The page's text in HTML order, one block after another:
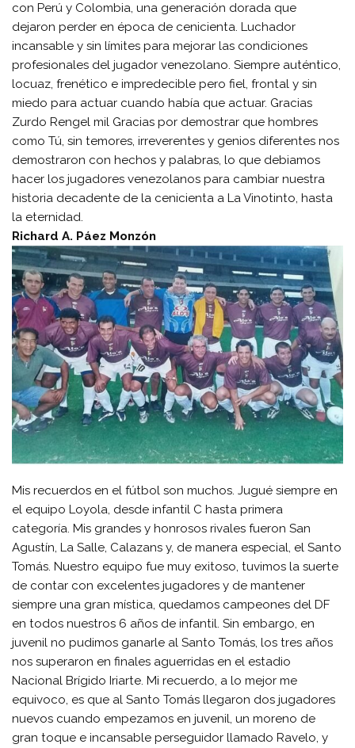
con Perú y Colombia, una generación dorada que
dejaron perder en época de cenicienta. Luchador
incansable y sin límites para mejorar las condiciones
profesionales del jugador venezolano. Siempre auténtico,
locuaz, frenético e impredecible pero fiel, frontal y sin
miedo para actuar cuando había que actuar. Gracias
Zurdo Rengel mil Gracias por demostrar que hombres
como Tú, sin temores, irreverentes y genios diferentes nos
demostraron con hechos y palabras, lo que debiamos
hacer los jugadores venezolanos para cambiar nuestra
historia decadente de la cenicienta a La Vinotinto, hasta
la eternidad.
Richard A. Páez Monzón
Mis recuerdos en el fútbol son muchos. Jugué siempre en
el equipo Loyola, desde infantil C hasta primera
categoría. Mis grandes y honrosos rivales fueron San
Agustín, La Salle, Calazans y, de manera especial, el Santo
Tomás. Nuestro equipo fue muy exitoso, tuvimos la suerte
de contar con excelentes jugadores y de mantener
siempre una gran mística, quedamos campeones del DF
en todos nuestros 6 años de infantil. Sin embargo, en
juvenil no pudimos ganarle al Santo Tomás, los tres años
nos superaron en finales aguerridas en el estadio
Nacional Brígido Iriarte. Mi recuerdo, a lo mejor me
equivoco, es que al Santo Tomás llegaron dos jugadores
nuevos cuando empezamos en juvenil, un moreno de
gran toque e incansable perseguidor llamado Ravelo, y